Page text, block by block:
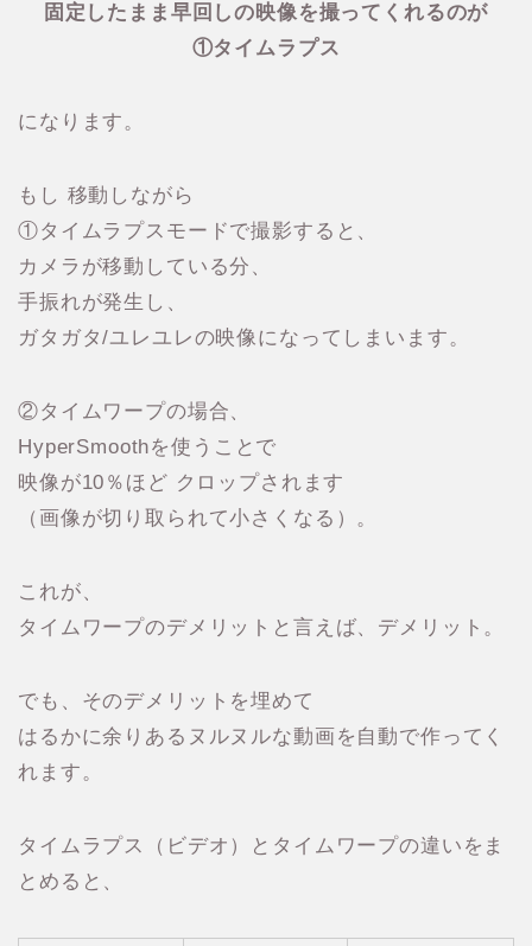
固定したまま早回しの映像を撮ってくれるのが
①タイムラプス
になります。
もし 移動しながら
①タイムラプスモードで撮影すると、
カメラが移動している分、
手振れが発生し、
ガタガタ/ユレユレの映像になってしまいます。
②タイムワープの場合、
HyperSmoothを使うことで
映像が10％ほど クロップされます
（画像が切り取られて小さくなる）。
これが、
タイムワープのデメリットと言えば、デメリット。
でも、そのデメリットを埋めて
はるかに余りあるヌルヌルな動画を自動で作ってく
れます。
タイムラプス（ビデオ）とタイムワープの違いをま
とめると、